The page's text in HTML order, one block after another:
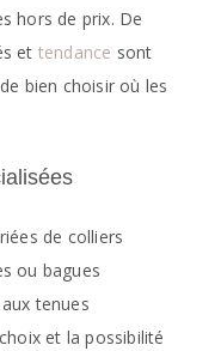
hors de prix. De
et tendance sont
bien choisir où les
de colliers
ou bagues
tenues
et la possibilité